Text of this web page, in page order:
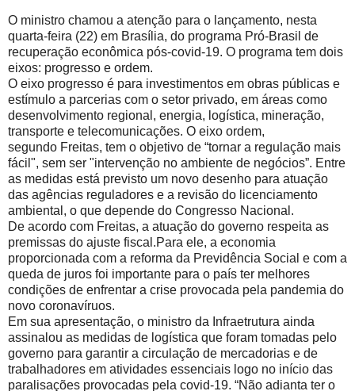
O ministro chamou a atenção para o lançamento, nesta
quarta-feira (22) em Brasília, do programa Pró-Brasil de
recuperação econômica pós-covid-19. O programa tem dois
eixos: progresso e ordem.
O eixo progresso é para investimentos em obras públicas e
estímulo a parcerias com o setor privado, em áreas como
desenvolvimento regional, energia, logística, mineração,
transporte e telecomunicações. O eixo ordem,
segundo Freitas, tem o objetivo de “tornar a regulação mais
fácil", sem ser "intervenção no ambiente de negócios”. Entre
as medidas está previsto um novo desenho para atuação
das agências reguladores e a revisão do licenciamento
ambiental, o que depende do Congresso Nacional.
De acordo com Freitas, a atuação do governo respeita as
premissas do ajuste fiscal.Para ele, a economia
proporcionada com a reforma da Previdência Social e com a
queda de juros foi importante para o país ter melhores
condições de enfrentar a crise provocada pela pandemia do
novo coronavíruos.
Em sua apresentação, o ministro da Infraetrutura ainda
assinalou as medidas de logística que foram tomadas pelo
governo para garantir a circulação de mercadorias e de
trabalhadores em atividades essenciais logo no início das
paralisações provocadas pela covid-19. “Não adianta ter o